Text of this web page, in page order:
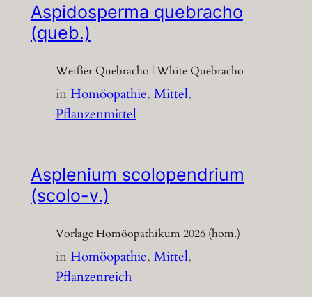
Aspidosperma quebracho
(queb.)
Weißer Quebracho | White Quebracho
inHomöopathie, Mittel
Pflanzenmittel
Asplenium scolopendrium
(scolo-v.)
Vorlage Homöopathikum 2026 (hom.)
inHomöopathie, Mittel
Pflanzenreich